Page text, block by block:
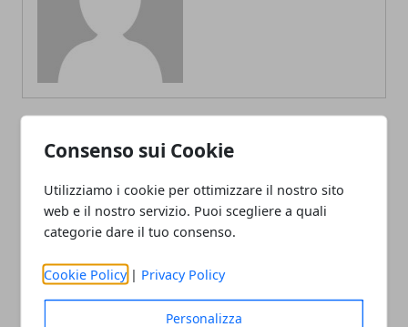
Consenso sui Cookie
Utilizziamo i cookie per ottimizzare il nostro sito
web e il nostro servizio. Puoi scegliere a quali
categorie dare il tuo consenso.
Cookie Policy | Privacy Policy
Personalizza
ARTICOLI CORRELATI